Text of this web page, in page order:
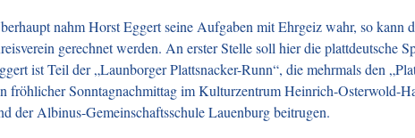
nahm Horst Eggert seine Aufgaben mit Ehrgeiz wahr, so kann
gerechnet werden. An erster Stelle soll hier die plattdeutsche
ist Teil der „Launborger Plattsnacker-Runn“, die mehrmals den
fröhlicher Sonntagnachmittag im Kulturzentrum Heinrich-Osterwold-
der Albinus-Gemeinschaftsschule Lauenburg beitrugen.